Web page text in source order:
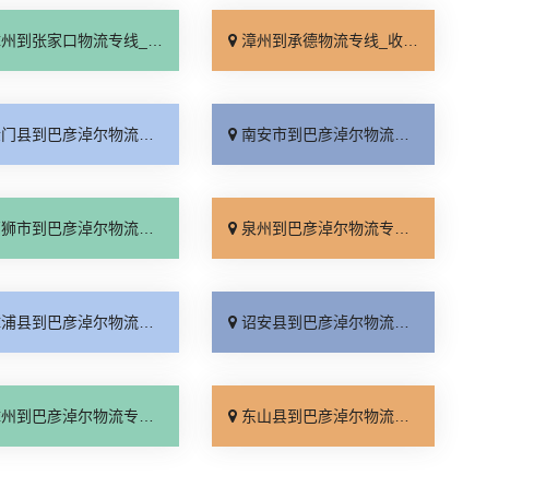
张家口物流专线_来电咨询「直通专线」 漳州到承德物流专线_收费标准「合同承运」
到巴彦淖尔物流专线_要几天到「诚信为先」 南安市到巴彦淖尔物流专线_专线快运「运价行情」
到巴彦淖尔物流专线_多少公里「按时送达」 泉州到巴彦淖尔物流专线_多少一方「实时跟踪 」
到巴彦淖尔物流专线_服务周到「多久时间」 诏安县到巴彦淖尔物流专线_实时跟踪 「多少一吨」
巴彦淖尔物流专线_运价实惠「高效运输」 东山县到巴彦淖尔物流专线_怎么收费「价格透明」